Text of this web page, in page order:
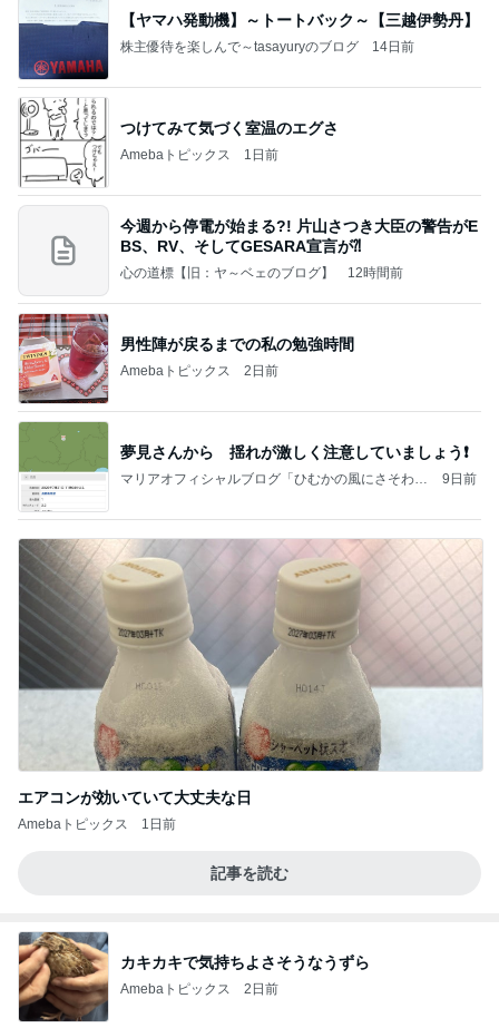
【ヤマハ発動機】～トートバック～【三越伊勢丹】
株主優待を楽しんで～tasayuryのブログ 14日前
つけてみて気づく室温のエグさ
Amebaトピックス 1日前
今週から停電が始まる?! 片山さつき大臣の警告がE
BS、RV、そしてGESARA宣言が⁈
心の道標【旧：ヤ～ベェのブログ】 12時間前
男性陣が戻るまでの私の勉強時間
Amebaトピックス 2日前
夢見さんから 揺れが激しく注意していましょう❗️
マリアオフィシャルブログ「ひむかの風にさそわれ
9日前
エアコンが効いていて大丈夫な日
Amebaトピックス 1日前
記事を読む
カキカキで気持ちよさそうなうずら
Amebaトピックス 2日前